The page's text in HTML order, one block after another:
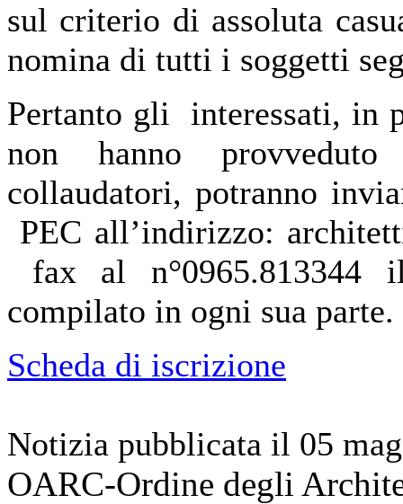
sul criterio di assoluta
nomina di tutti i soggetti
Pertanto gli interessati, in
non hanno provveduto
collaudatori, potranno
PEC all’indirizzo:
fax al n°0965.813344
compilato in ogni sua parte.
Scheda di iscrizione
Notizia pubblicata il 05
OARC-Ordine degli